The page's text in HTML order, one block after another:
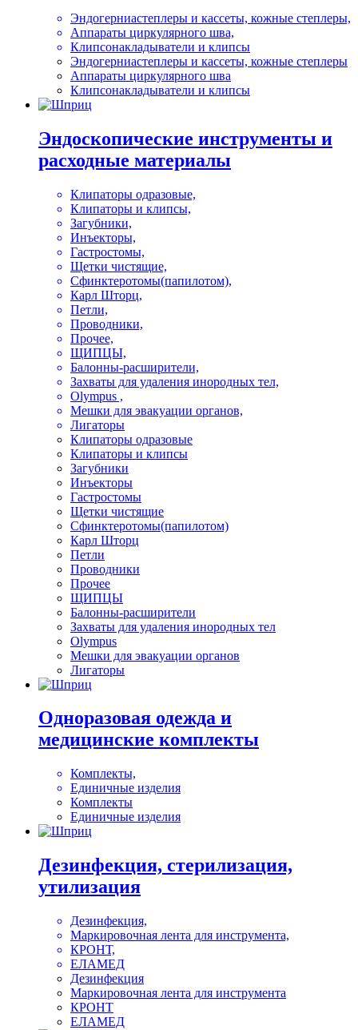
Эндогерниастеплеры и кассеты, кожные степлеры,
Аппараты циркулярного шва,
Клипсонакладыватели и клипсы
Эндогерниастеплеры и кассеты, кожные степлеры
Аппараты циркулярного шва
Клипсонакладыватели и клипсы
Эндоскопические инструменты и
расходные материалы
Клипаторы одразовые,
Клипаторы и клипсы,
Загубники,
Инъекторы,
Гастростомы,
Щетки чистящие,
Сфинктеротомы(папилотом),
Карл Шторц,
Петли,
Проводники,
Прочее,
ЩИПЦЫ,
Балонны-расширители,
Захваты для удаления инородных тел,
Olympus ,
Мешки для эвакуации органов,
Лигаторы
Клипаторы одразовые
Клипаторы и клипсы
Загубники
Инъекторы
Гастростомы
Щетки чистящие
Сфинктеротомы(папилотом)
Карл Шторц
Петли
Проводники
Прочее
ЩИПЦЫ
Балонны-расширители
Захваты для удаления инородных тел
Olympus
Мешки для эвакуации органов
Лигаторы
Одноразовая одежда и
медицинские комплекты
Комплекты,
Единичные изделия
Комплекты
Единичные изделия
Дезинфекция, стерилизация,
утилизация
Дезинфекция,
Маркировочная лента для инструмента,
КРОНТ,
ЕЛАМЕД
Дезинфекция
Маркировочная лента для инструмента
КРОНТ
ЕЛАМЕД